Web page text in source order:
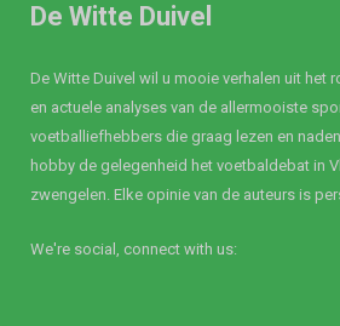
De Witte Duivel
De Witte Duivel wil u mooie verhalen uit het
en actuele analyses van de allermooiste
voetballiefhebbers die graag lezen en
hobby de gelegenheid het voetbaldebat in
zwengelen. Elke opinie van de auteurs is
We're social, connect with us: